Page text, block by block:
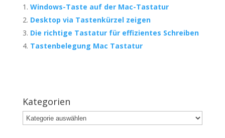
Windows-Taste auf der Mac-Tastatur
Desktop via Tastenkürzel zeigen
Die richtige Tastatur für effizientes Schreiben
Tastenbelegung Mac Tastatur
Kategorien
Kategorien